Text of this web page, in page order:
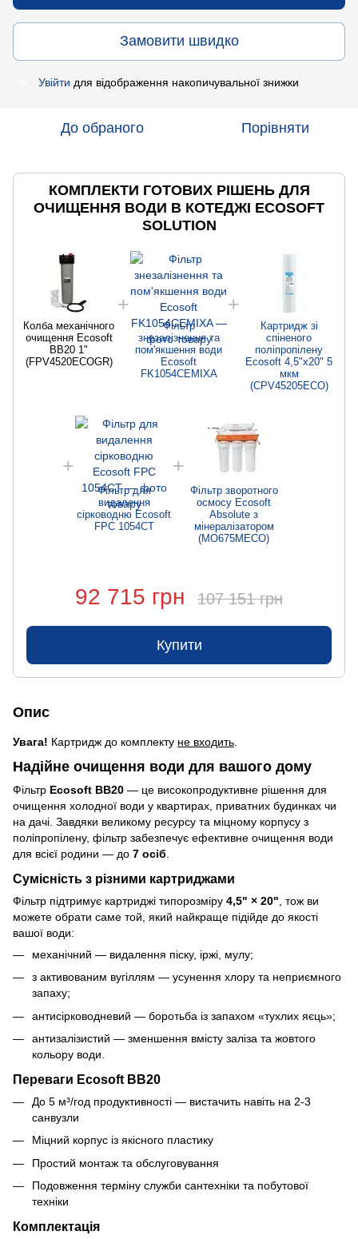
Замовити швидко
Увійти для відображення накопичувальної знижки
До обраного Порівняти
КОМПЛЕКТИ ГОТОВИХ РІШЕНЬ ДЛЯ
ОЧИЩЕННЯ ВОДИ В КОТЕДЖІ ECOSOFT
SOLUTION
Колба механічного
очищення Ecosoft
BB20 1"
(FPV4520ECOGR)
Фільтр
знезалізнення та
пом'якшення води
Ecosoft
FK1054CEMIXA
Картридж зі
спіненого
поліпропілену
Ecosoft 4,5"x20" 5
мкм
(CPV45205ECO)
Фільтр для
видалення
сірководню Ecosoft
FPC 1054CT
Фільтр зворотного
осмосу Ecosoft
Absolute з
мінералізатором
(MO675MECO)
92 715 грн 107 151 грн
Купити
Опис
Увага! Картридж до комплекту не входить
Надійне очищення води для вашого дому
Фільтр Ecosoft BB20 — це високопродуктивне рішення для
очищення холодної води у квартирах, приватних будинках чи
на дачі. Завдяки великому ресурсу та міцному корпусу з
поліпропілену, фільтр забезпечує ефективне очищення води
для всієї родини — до 7 осіб
Сумісність з різними картриджами
Фільтр підтримує картриджі типорозміру 4,5" × 20" , тож ви
можете обрати саме той, який найкраще підійде до якості
вашої води:
механічний — видалення піску, іржі, мулу;
з активованим вугіллям — усунення хлору та неприємного
запаху;
антисірководневий — боротьба із запахом «тухлих яєць»;
антизалізистий — зменшення вмісту заліза та жовтого
кольору води.
Переваги Ecosoft BB20
До 5 м³/год продуктивності — вистачить навіть на 2-3
санвузли
Міцний корпус із якісного пластику
Простий монтаж та обслуговування
Подовження терміну служби сантехніки та побутової
техніки
Комплектація